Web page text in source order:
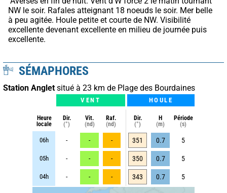
NW le soir. Rafales atteignant 18 noeuds le soir. Mer belle
à peu agitée. Houle petite et courte de NW. Visibilité
excellente devenant excellente en milieu de journée puis
excellente.
SÉMAPHORES
Station Anglet situé à 23 km de Plage des Bourdaines
VENT HOULE
Heure
locale
Dir.
(°)
Vit.
(nd)
Raf.
(nd)
Dir.
(°)
H
(m)
Période
(s)
06h - - - 351 0.7 5
05h - - - 350 0.7 5
04h - - - 343 0.7 5